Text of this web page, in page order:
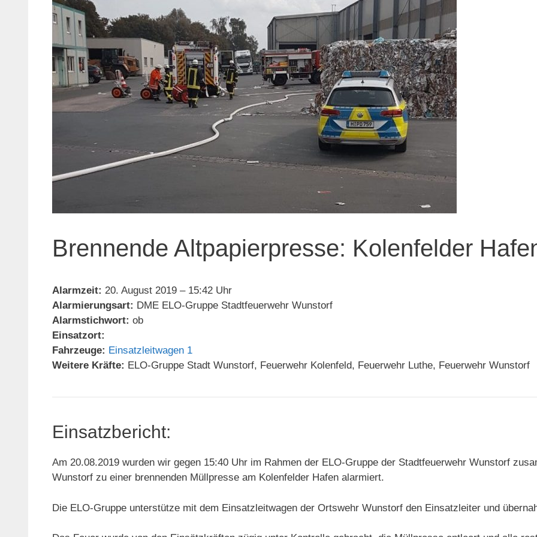
Brennende Altpapierpresse: Kolenfelder
Alarmzeit: 20. August 2019 – 15:42 Uhr
Alarmierungsart: DME ELO-Gruppe Stadtfeuerwehr Wunstorf
Alarmstichwort: ob
Einsatzort:
Fahrzeuge: Einsatzleitwagen 1
Weitere Kräfte: ELO-Gruppe Stadt Wunstorf, Feuerwehr Kolenfeld, Feuerwehr Luthe, Feuerwehr Wunstorf
Einsatzbericht:
Am 20.08.2019 wurden wir gegen 15:40 Uhr im Rahmen der ELO-Gruppe der Stadtfeuerwehr Wunstorf
Wunstorf zu einer brennenden Müllpresse am Kolenfelder Hafen alarmiert.
Die ELO-Gruppe unterstütze mit dem Einsatzleitwagen der Ortswehr Wunstorf den Einsatzleiter und